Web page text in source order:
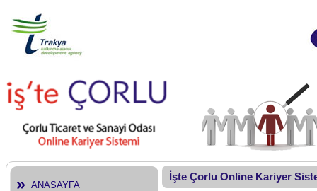
ANASAYFA
İşte Çorlu Online Kariyer